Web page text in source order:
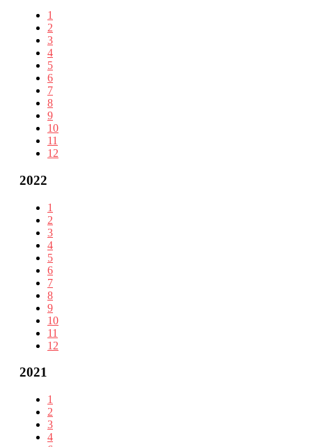
1
2
3
4
5
6
7
8
9
10
11
12
2022
1
2
3
4
5
6
7
8
9
10
11
12
2021
1
2
3
4